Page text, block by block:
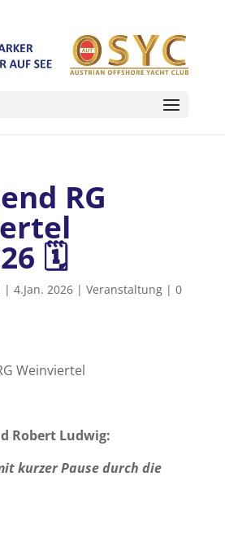
RG
🗓
| 4.Jan. 2026| Veranstaltung| 0
Weinviertel
Robert Ludwig:
kurzer Pause durch die